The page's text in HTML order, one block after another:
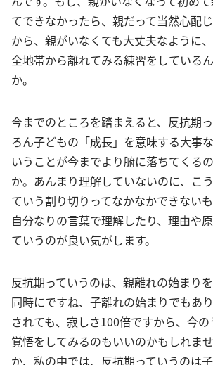
てできなかったら、親だって当然心配
から、親がいなくても大丈夫なように
全地帯から離れてみる練習をしている
か。
今までのところを踏まえると、反抗期
ろん子どもの「成長」を意味する大事
いうことが今までより腑に落ちてくる
か。あんまり理解していないのに、こ
ていう割り切りってなかなかできないも
自分なりの言葉で理解したり、理由や
ていうのが良い気がします。
反抗期っていうのは、親離れの始まり
同時にですね、子離れの始まりでもあ
されても、寂しさ100倍ですから、今
覚悟をしてみるのもいいのかもしれま
か、私の中では、反抗期っていうのは